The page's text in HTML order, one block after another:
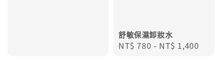
舒敏保濕卸妝水
Regular
NT$ 780 - NT$ 1,400